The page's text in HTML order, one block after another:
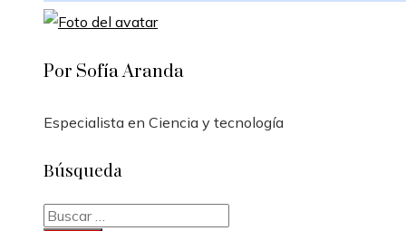
Por Sofía Aranda
Especialista en Ciencia y tecnología
Búsqueda
Buscar: